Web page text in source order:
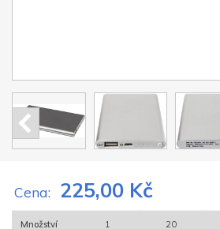
Cena: 225,00 Kč
Množství 1 20